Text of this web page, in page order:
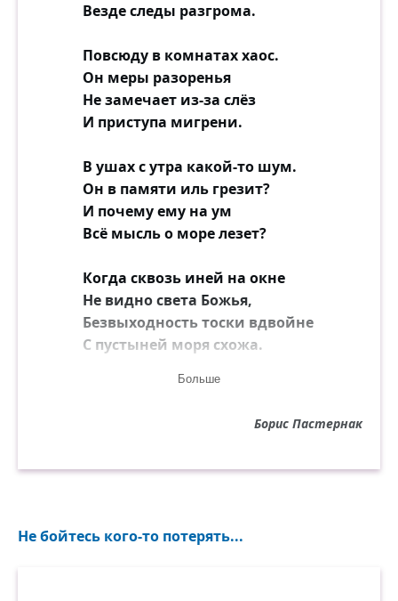
Везде следы разгрома.
Повсюду в комнатах хаос.
Он меры разоренья
Не замечает из-за слёз
И приступа мигрени.
В ушах с утра какой-то шум.
Он в памяти иль грезит?
И почему ему на ум
Всё мысль о море лезет?
Когда сквозь иней на окне
Не видно света Божья,
Безвыходность тоски вдвойне
С пустыней моря схожа.
Она была так дорога
Как морю близки берега
Ушли на дно его души
Больше
Борис Пастернак
Не бойтесь кого-то потерять...